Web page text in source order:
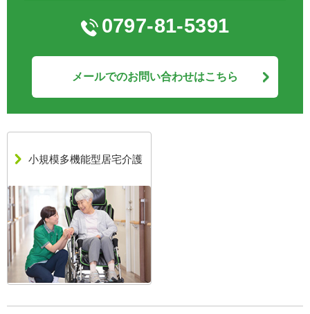
0797-81-5391
メールでのお問い合わせはこちら
小規模多機能型居宅介護